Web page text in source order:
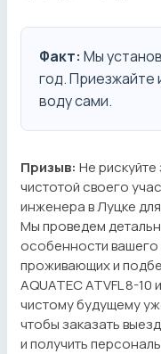
Факт: Мы
год. Приезжайте
воду сами.
Призыв: Не
чистотой своего
инженера в Луцке
Мы проведем
особенности вашего
проживающих и
AQUATEC ATVFL 8-
чистому будущему
чтобы заказать
и получить